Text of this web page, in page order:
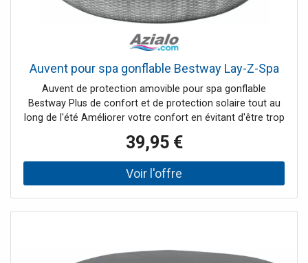
Auvent pour spa gonflable Bestway Lay-Z-Spa
Auvent de protection amovible pour spa gonflable
Bestway Plus de confort et de protection solaire tout au
long de l'été Améliorer votre confort en évitant d'être trop
estivales. Grâce à ce auvent de protection, vous installez
en un instant un élément
39,95 €